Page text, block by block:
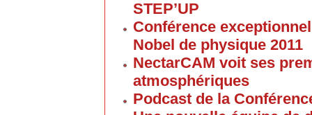
STEP’UP
Conférence
Nobel de physique 2011
NectarCAM voit ses
atmosphériques
Podcast de la